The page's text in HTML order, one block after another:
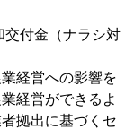
交付金（ナラシ対
経営への影響を
経営ができるよ
拠出に基づくセ